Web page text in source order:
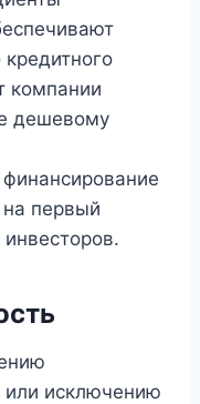
компании
дешевому
первый
исключению